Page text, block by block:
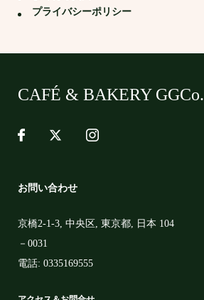
プライバシーポリシー
CAFÉ & BAKERY GGCo.
お問い合わせ
京橋2-1-3, 中央区, 東京都, 日本 104
－0031
電話: 0335169555